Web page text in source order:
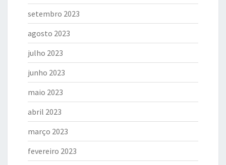
setembro 2023
agosto 2023
julho 2023
junho 2023
maio 2023
abril 2023
março 2023
fevereiro 2023